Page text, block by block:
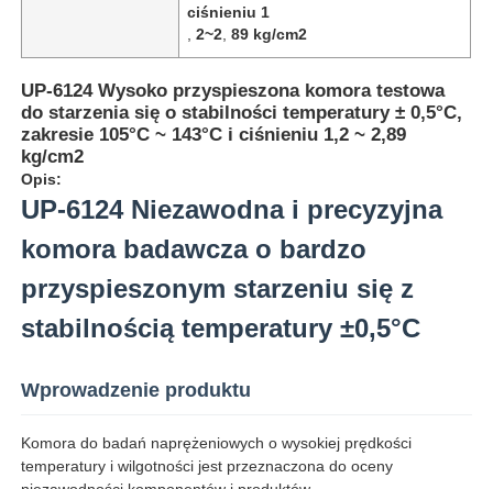
Dom
O nas
ciśnieniu 1
,2~2 ,89 kg/cm2
UP-6124 Wysoko przyspieszona komora testowa
do starzenia się o stabilności temperatury ± 0,5°C,
zakresie 105°C ~ 143°C i ciśnieniu 1,2 ~ 2,89
kg/cm2
Opis:
UP-6124 Niezawodna i precyzyjna
komora badawcza o bardzo
przyspieszonym starzeniu się z
stabilnością temperatury ±0,5°C
Wprowadzenie produktu
Komora do badań naprężeniowych o wysokiej prędkości
temperatury i wilgotności jest przeznaczona do oceny